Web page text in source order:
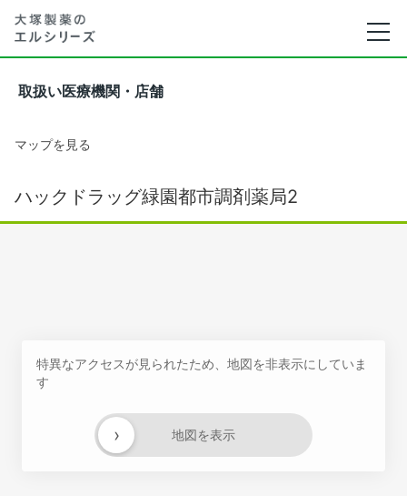
取扱い医療機関・店舗
マップを見る
ハックドラッグ緑園都市調剤薬局2
特異なアクセスが見られたため、地図を非表示にしていま
す
地図を表示
›